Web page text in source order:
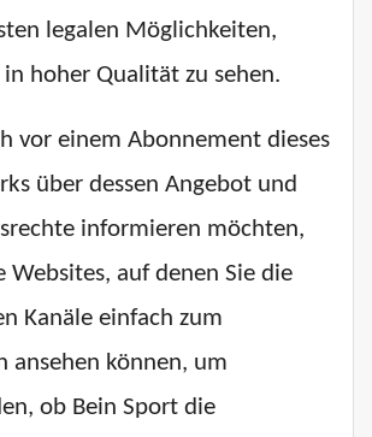
legalen Möglichkeiten,
in hoher Qualität zu sehen.
vor einem Abonnement dieses
über dessen Angebot und
informieren möchten,
Websites, auf denen Sie die
Kanäle einfach zum
ansehen können, um
ob Bein Sport die